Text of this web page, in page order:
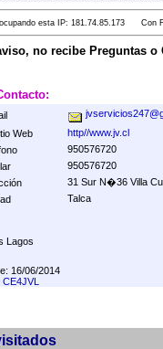
esta IP: 181.74.85.173 Con
no recibe Preguntas o
Web
http//www.jv.cl
950576720
950576720
31 Sur N�36 Villa
Talca
Lagos
16/06/2014